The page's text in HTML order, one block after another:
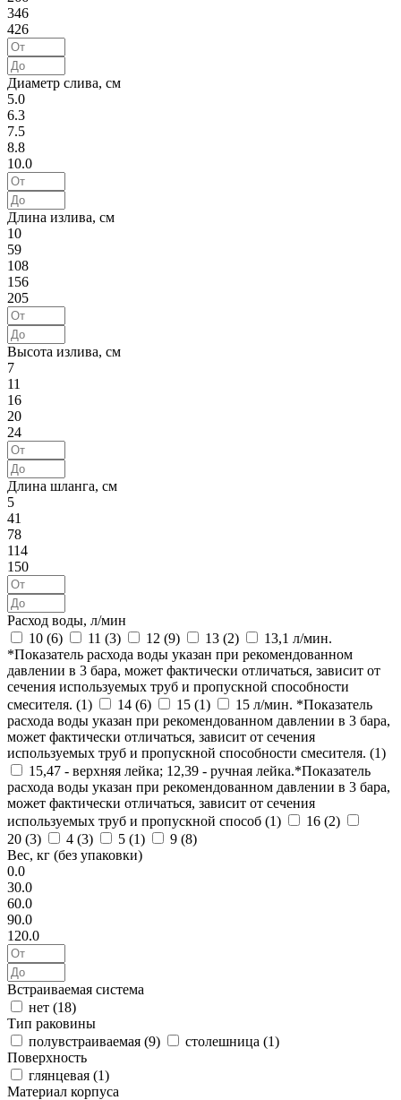
346
426
Диаметр слива, см
5.0
6.3
7.5
8.8
10.0
Длина излива, см
10
59
108
156
205
Высота излива, см
7
11
16
20
24
Длина шланга, см
5
41
78
114
150
Расход воды, л/мин
10 (6) 11 (3) 12 (9) 13 (2)
13,1 л/мин.
*Показатель расхода воды указан при рекомендованном
давлении в 3 бара, может фактически отличаться, зависит от
сечения используемых труб и пропускной способности
смесителя. (1) 14 (6) 15 (1)
15 л/мин. *Показатель
расхода воды указан при рекомендованном давлении в 3 бара,
может фактически отличаться, зависит от сечения
используемых труб и пропускной способности смесителя. (1)
15,47 - верхняя лейка; 12,39 - ручная лейка.*Показатель
расхода воды указан при рекомендованном давлении в 3 бара,
может фактически отличаться, зависит от сечения
используемых труб и пропускной способ (1) 16 (2)
20 (3) 4 (3) 5 (1) 9 (8)
Вес, кг (без упаковки)
0.0
30.0
60.0
90.0
120.0
Встраиваемая система
нет (18)
Тип раковины
полувстраиваемая (9) столешница (1)
Поверхность
глянцевая (1)
Материал корпуса